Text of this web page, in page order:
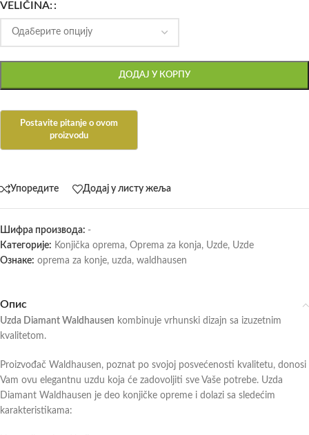
VELIČINA:
ДОДАЈ У КОРПУ
Упоредите Додај у листу жеља
Шифра производа: -
Категорије: Konjička oprema, Oprema za konja, Uzde, Uzde
Ознаке: oprema za konje, uzda, waldhausen
Опис
Uzda Diamant Waldhausen kombinuje vrhunski dizajn sa izuzetnim
kvalitetom.
Proizvođač Waldhausen, poznat po svojoj posvećenosti kvalitetu, donosi
Vam ovu elegantnu uzdu koja će zadovoljiti sve Vaše potrebe. Uzda
Diamant Waldhausen je deo konjičke opreme i dolazi sa sledećim
karakteristikama: